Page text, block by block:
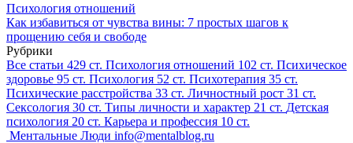
Психология отношений
Как избавиться от чувства вины: 7 простых шагов к
прощению себя и свободе
Рубрики
Все статьи 429 ст. Психология отношений 102 ст. Психическое
здоровье 95 ст. Психология 52 ст. Психотерапия 35 ст.
Психические расстройства 33 ст. Личностный рост 31 ст.
Сексология 30 ст. Типы личности и характер 21 ст. Детская
психология 20 ст. Карьера и профессия 10 ст.
Ментальные Люди info@mentalblog.ru